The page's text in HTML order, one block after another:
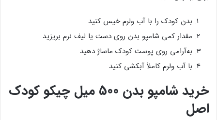
بدن کودک را با آب ولرم خیس کنید
مقدار کمی شامپو بدن روی دست یا لیف نرم بریزید
به‌آرامی روی پوست کودک ماساژ دهید
با آب ولرم کاملاً آبکشی کنید
خرید شامپو بدن 500 میل چیکو کودک
اصل